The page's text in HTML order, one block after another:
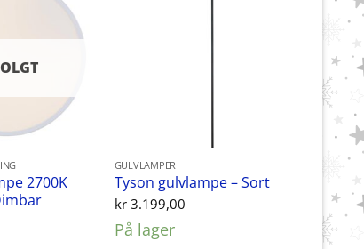
2700K
GULVLAMPER
Tyson gulvlampe – Sort
kr3.199,00
På lager